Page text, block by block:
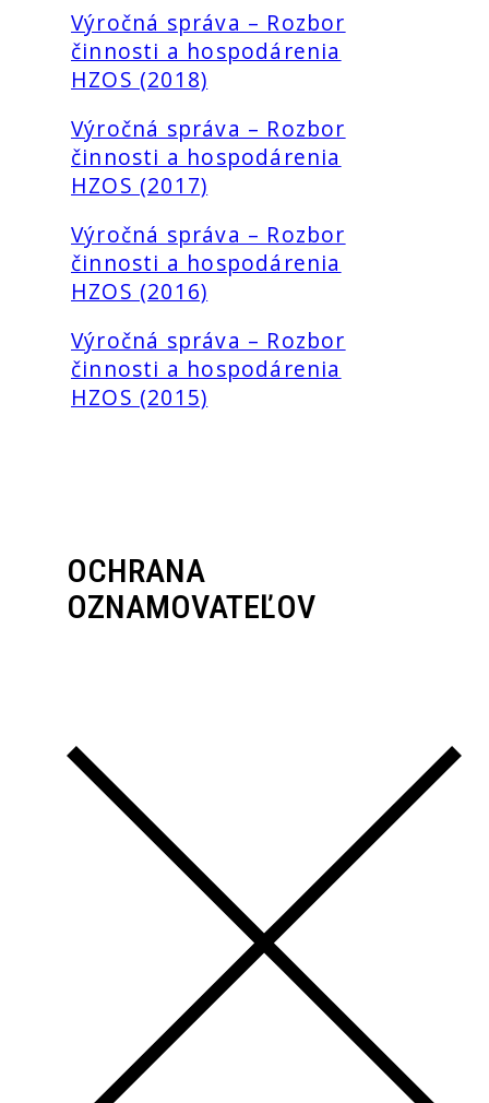
Výročná správa – Rozbor
činnosti a hospodárenia
HZOS (2018)
Výročná správa – Rozbor
činnosti a hospodárenia
HZOS (2017)
Výročná správa – Rozbor
činnosti a hospodárenia
HZOS (2016)
Výročná správa – Rozbor
činnosti a hospodárenia
HZOS (2015)
OCHRANA
OZNAMOVATEĽOV